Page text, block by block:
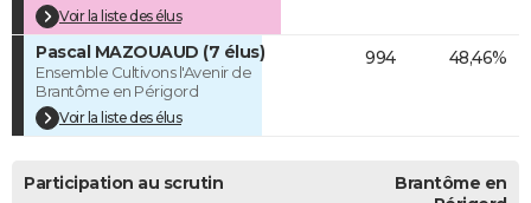
FORUM
Bricolage
Lifestyle
Culture
Sport
Auto
Television
Voyage
Cinema
Voir la liste des élus
Pascal MAZOUAUD (7 élus)
Ensemble Cultivons l'Avenir de
Brantôme en Périgord
Voir la liste des élus
994 48,46%
Participation au scrutin
Brantôme en